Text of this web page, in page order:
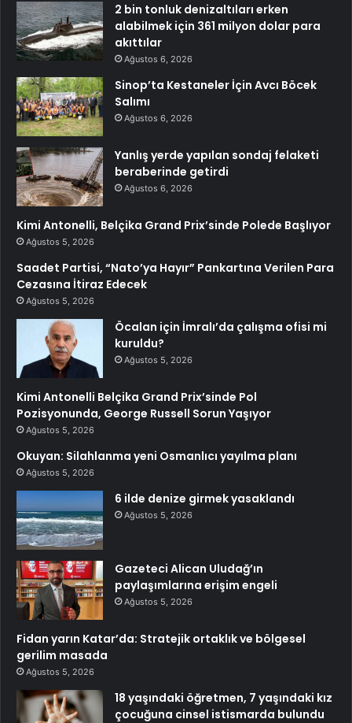
2 bin tonluk denizaltıları erken
alabilmek için 361 milyon dolar para
akıttılar
Ağustos 6, 2026
Sinop’ta Kestaneler İçin Avcı Böcek
Salımı
Ağustos 6, 2026
Yanlış yerde yapılan sondaj felaketi
beraberinde getirdi
Ağustos 6, 2026
Kimi Antonelli, Belçika Grand Prix’sinde Polede Başlıyor
Ağustos 5, 2026
Saadet Partisi, “Nato’ya Hayır” Pankartına Verilen Para
Cezasına İtiraz Edecek
Ağustos 5, 2026
Öcalan için İmralı’da çalışma ofisi mi
kuruldu?
Ağustos 5, 2026
Kimi Antonelli Belçika Grand Prix’sinde Pol
Pozisyonunda, George Russell Sorun Yaşıyor
Ağustos 5, 2026
Okuyan: Silahlanma yeni Osmanlıcı yayılma planı
Ağustos 5, 2026
6 ilde denize girmek yasaklandı
Ağustos 5, 2026
Gazeteci Alican Uludağ’ın
paylaşımlarına erişim engeli
Ağustos 5, 2026
Fidan yarın Katar’da: Stratejik ortaklık ve bölgesel
gerilim masada
Ağustos 5, 2026
18 yaşındaki öğretmen, 7 yaşındaki kız
çocuğuna cinsel istismarda bulundu